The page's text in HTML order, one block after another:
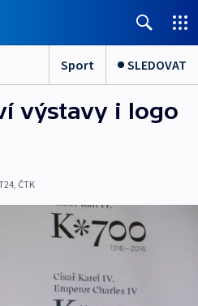
Sport SLEDOVAT
výstavy i logo
ČTK